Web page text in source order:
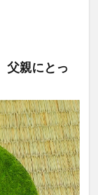
父親にとっ